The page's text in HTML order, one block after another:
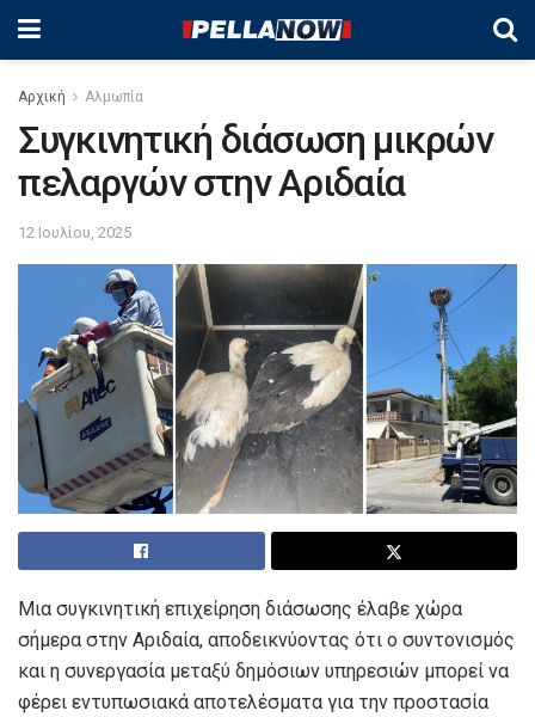
Αρχική Αλμωπία
Συγκινητική διάσωση μικρών
πελαργών στην Αριδαία
12 Ιουλίου, 2025
Μια συγκινητική επιχείρηση διάσωσης έλαβε χώρα
σήμερα στην Αριδαία, αποδεικνύοντας ότι ο συντονισμός
και η συνεργασία μεταξύ δημόσιων υπηρεσιών μπορεί να
φέρει εντυπωσιακά αποτελέσματα για την προστασία